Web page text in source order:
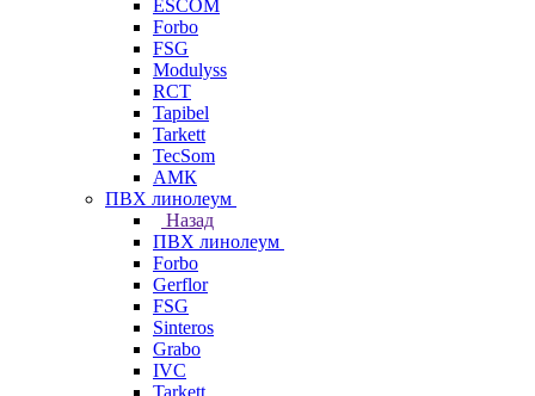
ESCOM
Forbo
FSG
Modulyss
RCT
Tapibel
Tarkett
TecSom
АМК
ПВХ линолеум
Назад
ПВХ линолеум
Forbo
Gerflor
FSG
Sinteros
Grabo
IVC
Tarkett